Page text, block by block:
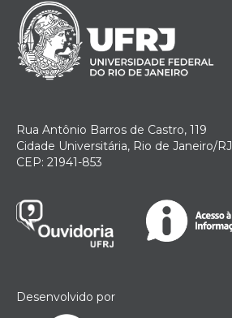
Rua Antônio Barros de Castro, 119
Cidade Universitária, Rio de Janeiro/RJ
CEP: 21941-853
Desenvolvido por